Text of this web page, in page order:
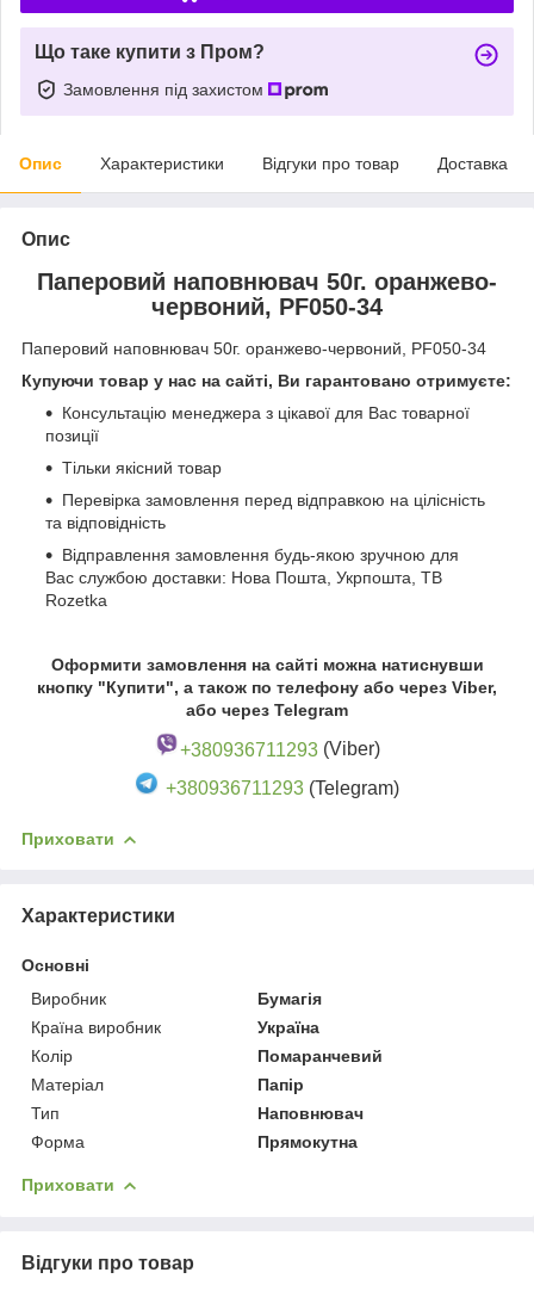
Що таке купити з Пром?
Замовлення під захистом
Опис Характеристики Відгуки про товар Доставка
Опис
Паперовий наповнювач 50г. оранжево-
червоний, PF050-34
Паперовий наповнювач 50г. оранжево-червоний, PF050-34
Купуючи товар у нас на сайті, Ви гарантовано отримуєте:
Консультацію менеджера з цікавої для Вас товарної
позиції
Тільки якісний товар
Перевірка замовлення перед відправкою на цілісність
та відповідність
Відправлення замовлення будь-якою зручною для
Вас службою доставки: Нова Пошта, Укрпошта, ТВ
Rozetka
Оформити замовлення на сайті можна натиснувши
кнопку "Купити", а також по телефону або через Viber,
або через Telegram
+380936711293(Viber)
+380936711293 (Telegram)
Приховати
Характеристики
Основні
Виробник
Бумагія
Країна виробник
Україна
Колір
Помаранчевий
Матеріал
Папір
Тип
Наповнювач
Форма
Прямокутна
Приховати
Відгуки про товар